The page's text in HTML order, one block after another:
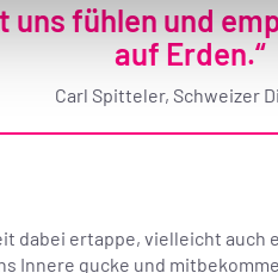
uns fühlen und
auf Erden.“
Carl Spitteler, Schweizer
dabei ertappe, vielleicht auch
Innere gucke und